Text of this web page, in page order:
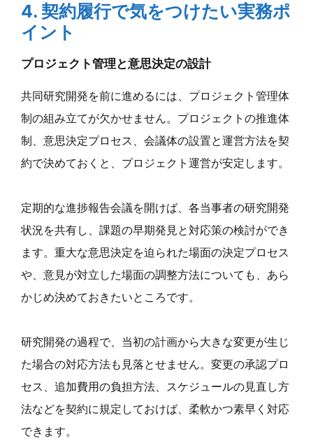
4. 契約履行で気をつけたい実務ポ
イント
プロジェクト管理と意思決定の設計
共同研究開発を前に進めるには、プロジェクト管理体
制の組み立てが欠かせません。プロジェクトの推進体
制、意思決定プロセス、会議体の設置と運営方法を契
約で決めておくと、プロジェクト運営が安定します。
定期的な進捗報告会議を開けば、各当事者の研究開発
状況を共有し、課題の早期発見と対応策の検討ができ
ます。重大な意思決定を迫られた場面の決定プロセス
や、意見が対立した場面の調整方法についても、あら
かじめ決めておきたいところです。
研究開発の過程で、当初の計画から大きな変更が生じ
た場合の対応方法も見落とせません。変更の承認プロ
セス、追加費用の負担方法、スケジュールの見直し方
法などを契約に規定しておけば、柔軟かつ素早く対応
できます。